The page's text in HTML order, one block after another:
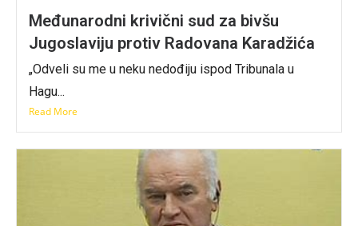
Međunarodni krivični sud za bivšu
Jugoslaviju protiv Radovana Karadžića
„Odveli su me u neku nedođiju ispod Tribunala u
Hagu...
Read More